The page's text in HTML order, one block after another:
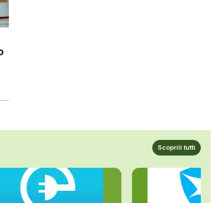
Scoprili tutti